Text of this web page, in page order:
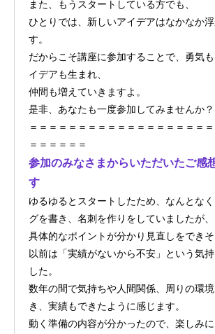
また、もうスタートしている方でも、
ひとりでは、新しいアイデアはなかなか
す。
だからこそ講座に参加することで、勇気
イデアも生まれ、
仲間も増えていきますよ。
是非、あなたも一度参加してみませんか？
＝＝＝＝＝＝＝＝＝＝＝＝＝＝＝＝＝＝
＝＝＝＝＝＝
参加のみなさまからいただいたご感
す
ゆるゆるとスタートしたため、なんとな
グを書き、名刺を作りをしていましたが、
具体的なポイントが分かり見直しをできそ
以前は「実績がないから不安」という気
した。
数年の間で気持ちや人間関係、周りの環
き、実績もできたように感じます。
動く準備の内容が分かったので、楽しみに